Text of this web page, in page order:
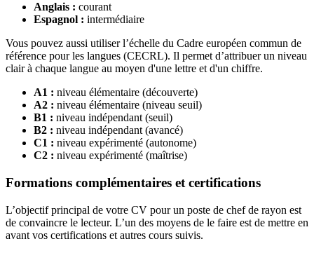
Anglais : courant
Espagnol : intermédiaire
Vous pouvez aussi utiliser l’échelle du Cadre européen commun de
référence pour les langues (CECRL). Il permet d’attribuer un niveau
clair à chaque langue au moyen d'une lettre et d'un chiffre.
A1 : niveau élémentaire (découverte)
A2 : niveau élémentaire (niveau seuil)
B1 : niveau indépendant (seuil)
B2 : niveau indépendant (avancé)
C1 : niveau expérimenté (autonome)
C2 : niveau expérimenté (maîtrise)
Formations complémentaires et certifications
L’objectif principal de votre CV pour un poste de chef de rayon est
de convaincre le lecteur. L’un des moyens de le faire est de mettre en
avant vos certifications et autres cours suivis.